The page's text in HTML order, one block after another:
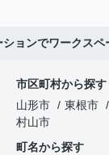
ションでワークス
市区町村から探す
山形市
東根市
村山市
町名から探す